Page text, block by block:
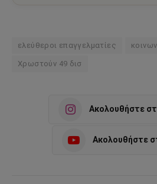
ελεύθεροι επαγγελματίες
Χρωστούν 49 δισ
Ακολουθήστε
Ακολουθήστε